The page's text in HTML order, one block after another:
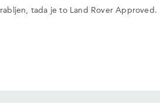
tada je to Land Rover Approved.